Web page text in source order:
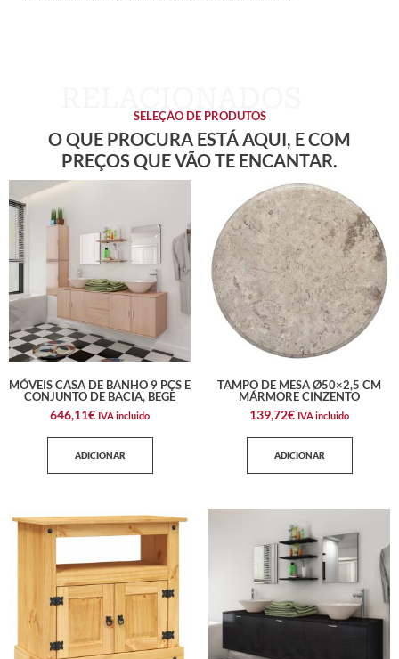
SELEÇÃO DE PRODUTOS
O QUE PROCURA ESTÁ AQUI, E COM
PREÇOS QUE VÃO TE ENCANTAR.
MÓVEIS CASA DE BANHO 9 PÇS E
CONJUNTO DE BACIA, BEGE
646,11€ IVA incluido
ADICIONAR
TAMPO DE MESA Ø50×2,5 CM
MÁRMORE CINZENTO
139,72€ IVA incluido
ADICIONAR